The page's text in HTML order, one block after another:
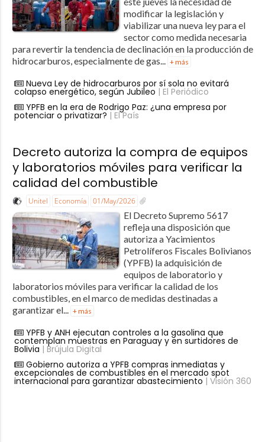
modificar la legislación y
viabilizar una nueva ley para el
sector como medida necesaria
para revertir la tendencia de declinación en la producción de
hidrocarburos, especialmente de gas... + más
Nueva Ley de hidrocarburos por sí sola no evitará
colapso energético, según Jubileo | El Periódico
YPFB en la era de Rodrigo Paz: ¿una empresa por
potenciar o privatizar? | El País
Decreto autoriza la compra de equipos
y laboratorios móviles para verificar la
calidad del combustible
Unitel Economía 01/May/2026
El Decreto Supremo 5617
refleja una disposición que
autoriza a Yacimientos
Petrolíferos Fiscales Bolivianos
(YPFB) la adquisición de
equipos de laboratorio y
laboratorios móviles para verificar la calidad de los
combustibles, en el marco de medidas destinadas a
garantizar el... + más
YPFB y ANH ejecutan controles a la gasolina que
contemplan muestras en Paraguay y en surtidores de
Bolivia | Brújula Digital
Gobierno autoriza a YPFB compras inmediatas y
excepcionales de combustibles en el mercado spot
internacional para garantizar abastecimiento | Visión 360